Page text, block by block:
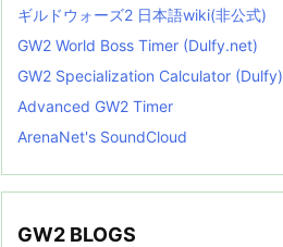
ギルドウォーズ2 日本語wiki(非公式)
GW2 World Boss Timer (Dulfy.net)
GW2 Specialization Calculator (Dulfy)
Advanced GW2 Timer
ArenaNet's SoundCloud
GW2 BLOGS